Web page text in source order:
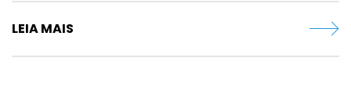
LEIA MAIS